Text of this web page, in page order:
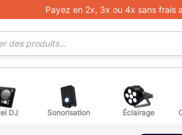
Payez en 2x, 3x ou 4x sans frais
DJ Sonorisation Éclairage